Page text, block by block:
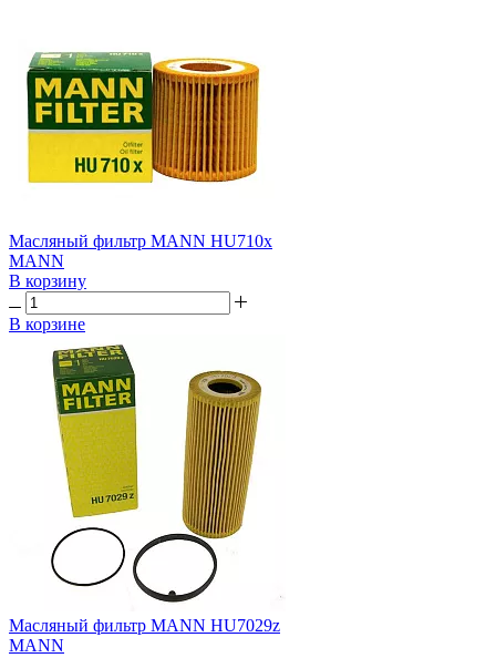
Масляный фильтр MANN HU710x
MANN
В корзину
В корзине
Масляный фильтр MANN HU7029z
MANN